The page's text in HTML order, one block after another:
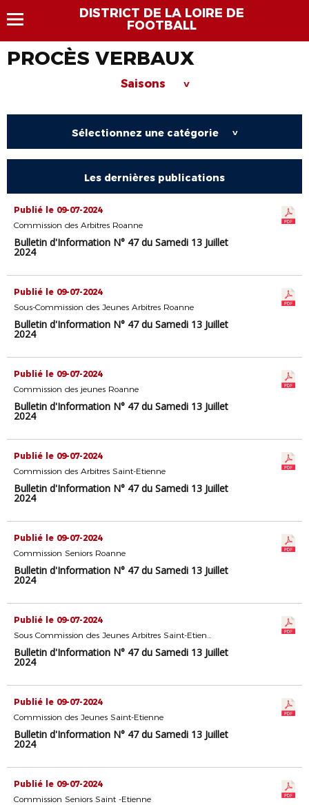
DISTRICT DE LA LOIRE DE
FOOTBALL
PROCÈS VERBAUX
Saisons >
Sélectionnez une catégorie >
Les dernières publications
Publié le 09-07-2024
Commission des Arbitres Roanne
Bulletin d'Information N° 47 du Samedi 13 Juillet
2024
Publié le 09-07-2024
Sous-Commission des Jeunes Arbitres Roanne
Bulletin d'Information N° 47 du Samedi 13 Juillet
2024
Publié le 09-07-2024
Commission des jeunes Roanne
Bulletin d'Information N° 47 du Samedi 13 Juillet
2024
Publié le 09-07-2024
Commission des Arbitres Saint-Etienne
Bulletin d'Information N° 47 du Samedi 13 Juillet
2024
Publié le 09-07-2024
Commission Seniors Roanne
Bulletin d'Information N° 47 du Samedi 13 Juillet
2024
Publié le 09-07-2024
Sous Commission des Jeunes Arbitres Saint-Etienne
Bulletin d'Information N° 47 du Samedi 13 Juillet
2024
Publié le 09-07-2024
Commission des Jeunes Saint-Etienne
Bulletin d'Information N° 47 du Samedi 13 Juillet
2024
Publié le 09-07-2024
Commission Seniors Saint -Etienne